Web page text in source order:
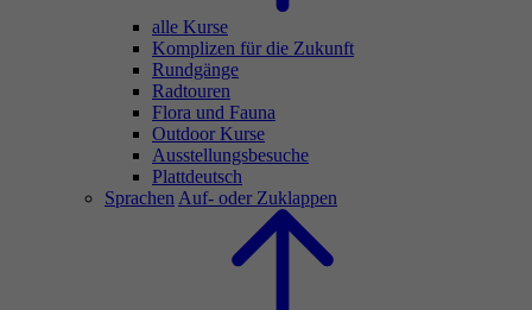
alle Kurse
Komplizen für die Zukunft
Rundgänge
Radtouren
Flora und Fauna
Outdoor Kurse
Ausstellungsbesuche
Plattdeutsch
Sprachen Auf- oder Zuklappen